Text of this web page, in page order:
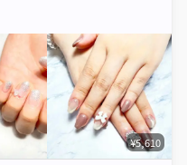
¥5,610